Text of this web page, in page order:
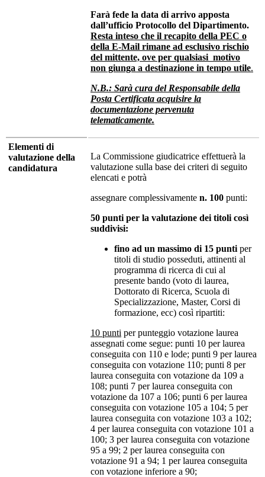
Farà fede la data di arrivo apposta
dall’ufficio Protocollo del Dipartimento.
Resta inteso che il recapito della PEC o
della E-Mail rimane ad esclusivo rischio
del mittente, ove per qualsiasi motivo
non giunga a destinazione in tempo utile.
N.B.: Sarà cura del Responsabile della
Posta Certificata acquisire la
documentazione pervenuta
telematicamente.
Elementi di
valutazione della
candidatura
La Commissione giudicatrice effettuerà la
valutazione sulla base dei criteri di seguito
elencati e potrà
assegnare complessivamente n. 100 punti:
50 punti per la valutazione dei titoli così
suddivisi:
fino ad un massimo di 15 punti per
titoli di studio posseduti, attinenti al
programma di ricerca di cui al
presente bando (voto di laurea,
Dottorato di Ricerca, Scuola di
Specializzazione, Master, Corsi di
formazione, ecc) così ripartiti:
10 punti per punteggio votazione laurea
assegnati come segue: punti 10 per laurea
conseguita con 110 e lode; punti 9 per laurea
conseguita con votazione 110; punti 8 per
laurea conseguita con votazione da 109 a
108; punti 7 per laurea conseguita con
votazione da 107 a 106; punti 6 per laurea
conseguita con votazione 105 a 104; 5 per
laurea conseguita con votazione 103 a 102;
4 per laurea conseguita con votazione 101 a
100; 3 per laurea conseguita con votazione
95 a 99; 2 per laurea conseguita con
votazione 91 a 94; 1 per laurea conseguita
con votazione inferiore a 90;